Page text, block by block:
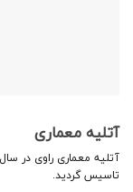
آتلیه معماری
تاسیس گردید.